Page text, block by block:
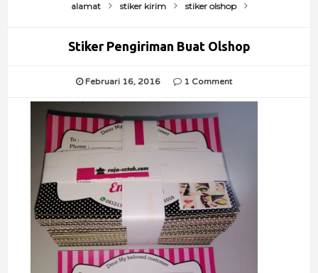
alamat
stiker kirim stiker olshop
Stiker Pengiriman Buat Olshop
Februari 16, 2016 1 Comment